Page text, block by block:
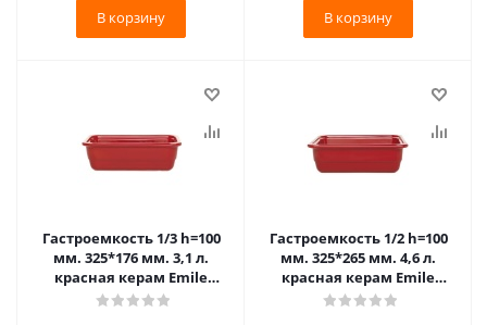
В корзину В корзину
Гастроемкость 1/3 h=100
мм. 325*176 мм. 3,1 л.
красная керам Emile
Henry /1/3/210/ ТП VV
Гастроемкость 1/2 h=100
мм. 325*265 мм. 4,6 л.
красная керам Emile
Henry /1/2/140/ ТП VV